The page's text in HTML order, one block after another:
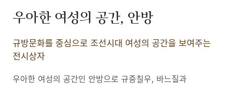
우아한 여성의 공간, 안방
규방문화를 중심으로 조선시대 여성의 공간을 보여주는
전시상자
우아한 여성의 공간인 안방으로 규중칠우, 바느질과